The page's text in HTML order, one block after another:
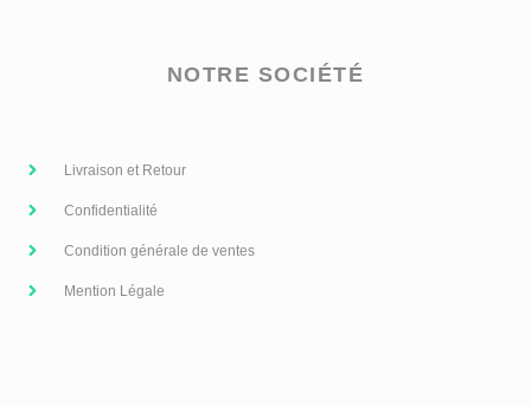
NOTRE SOCIÉTÉ
Livraison et Retour
Confidentialité
Condition générale de ventes
Mention Légale